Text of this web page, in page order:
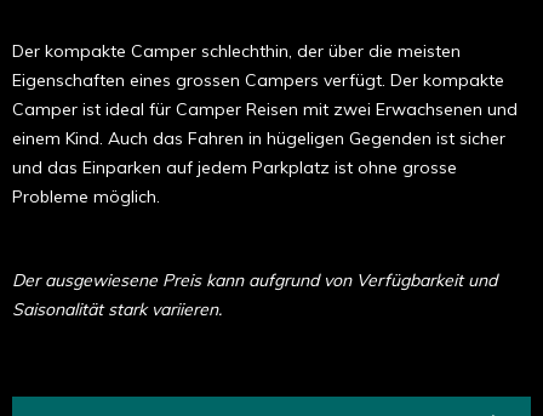
Der kompakte Camper schlechthin, der über die meisten
Eigenschaften eines grossen Campers verfügt. Der kompakte
Camper ist ideal für Camper Reisen mit zwei Erwachsenen und
einem Kind. Auch das Fahren in hügeligen Gegenden ist sicher
und das Einparken auf jedem Parkplatz ist ohne grosse
Probleme möglich.
Der ausgewiesene Preis kann aufgrund von Verfügbarkeit und
Saisonalität stark variieren.